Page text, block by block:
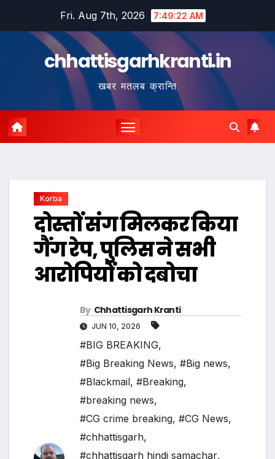
Fri. Aug 7th, 2026 7:49:23 AM
chhattisgarhkranti.in
खबर मतलब क्रान्ति
Korba
दोस्तों संग मिलकर किया
गैंग रेप, पुलिस ने सभी
आरोपियों को दबोचा
By Chhattisgarh Kranti
JUN 10, 2026
#BIG BREAKING,
#Big Breaking News, #Big news,
#Blackmail, #Breaking,
#breaking news,
#CG crime breaking, #CG News,
#chhattisgarh,
#chhattisgarh hindi samachar,